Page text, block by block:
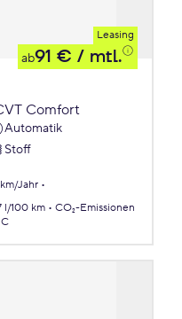
Leasing
ab91 € / mtl.
Comfort
Automatik
Stoff
Jahr
l/100 km
CO₂-Emissionen
C